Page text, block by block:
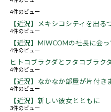
4件のビュー
【近況】メキシコシティを出る
4件のビュー
【近況】MIWCOMの社長に会
4件のビュー
ヒトコブラクダとフタコブラク
4件のビュー
【近況】なかなか部屋が片付き
4件のビュー
【近況】新しい彼女とともに
3件のビュー